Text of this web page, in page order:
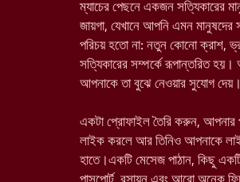
ম্যাচের পেছনে একজন সত্যিকারের
জায়গা, যেখানে আপনি এমন
পরিচয় হতো না: নতুন কোনো ক্রাশ,
সত্যিকারের সম্পর্কে রূপান্তরিত
আপনাকে তা বুঝে নেওয়ার সুযোগ দেয়।
একটা প্রোফাইল তৈরি করুন,
লাইক করলে আর তিনিও আপনাকে
হাতে।একটি মেসেজ পাঠান, কিছু
পাসপোর্ট, রসায়ন এবং আরো অনেক